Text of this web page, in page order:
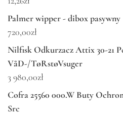
Palmer wipper - dibox pasywny
720,00zł
Nilfisk Odkurzacz Attix 30-21
VåD-/TøRstøVsuger
3 980,00zł
Cofra 25560 000.W Buty
Src